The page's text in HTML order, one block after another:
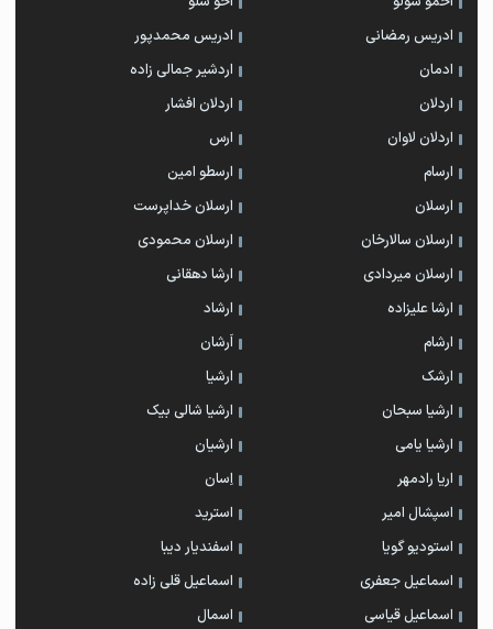
ادریس رمضانی
ادریس محمدپور
ادمان
اردشیر جمالی زاده
اردلان
اردلان افشار
اردلان لاوان
ارس
ارسام
ارسطو امین
ارسلان
ارسلان خداپرست
ارسلان سالارخان
ارسلان محمودی
ارسلان میردادی
ارشا دهقانی
ارشا علیزاده
ارشاد
ارشام
اَرشان
ارشک
ارشیا
ارشیا سبحان
ارشیا شالی بیک
ارشیا یامی
ارشیان
اریا رادمهر
اِسان
اسپشال امیر
استرید
استودیو گویا
اسفندیار دیبا
اسماعیل جعفری
اسماعیل قلی زاده
اسماعیل قیاسی
اسمال